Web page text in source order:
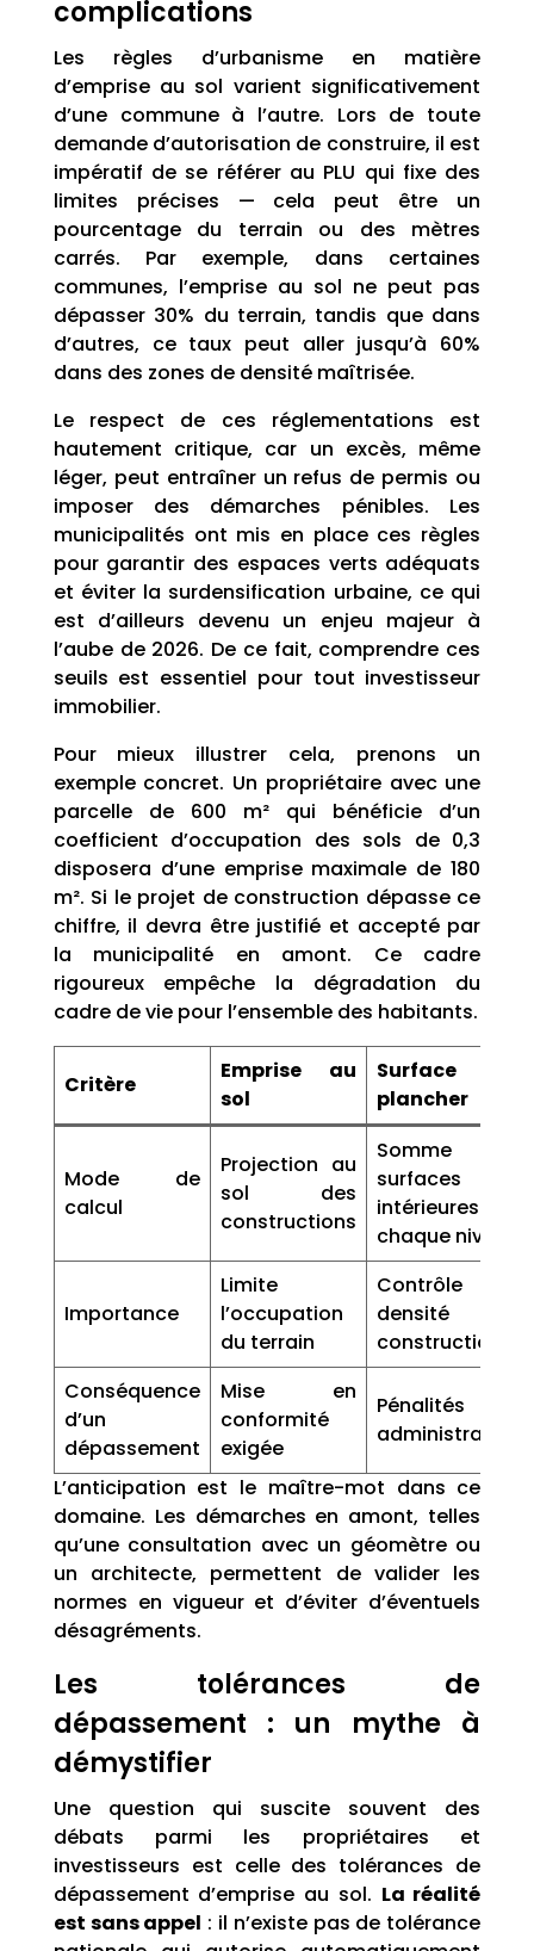
complications
Les règles d’urbanisme en matière
d’emprise au sol varient significativement
d’une commune à l’autre. Lors de toute
demande d’autorisation de construire, il est
impératif de se référer au PLU qui fixe des
limites précises — cela peut être un
pourcentage du terrain ou des mètres
carrés. Par exemple, dans certaines
communes, l’emprise au sol ne peut pas
dépasser 30% du terrain, tandis que dans
d’autres, ce taux peut aller jusqu’à 60%
dans des zones de densité maîtrisée.
Le respect de ces réglementations est
hautement critique, car un excès, même
léger, peut entraîner un refus de permis ou
imposer des démarches pénibles. Les
municipalités ont mis en place ces règles
pour garantir des espaces verts adéquats
et éviter la surdensification urbaine, ce qui
est d’ailleurs devenu un enjeu majeur à
l’aube de 2026. De ce fait, comprendre ces
seuils est essentiel pour tout investisseur
immobilier.
Pour mieux illustrer cela, prenons un
exemple concret. Un propriétaire avec une
parcelle de 600 m² qui bénéficie d’un
coefficient d’occupation des sols de 0,3
disposera d’une emprise maximale de 180
m². Si le projet de construction dépasse ce
chiffre, il devra être justifié et accepté par
la municipalité en amont. Ce cadre
rigoureux empêche la dégradation du
cadre de vie pour l’ensemble des habitants.
Critère
Emprise au
sol
Surface de
plancher
Mode de
calcul
Projection au
sol des
constructions
Somme des
surfaces
intérieures pour
chaque niveau
Importance
Limite
l’occupation
du terrain
Contrôle la
densité de
construction
Conséquence
d’un
dépassement
Mise en
conformité
exigée
Pénalités
administratives
L’anticipation est le maître-mot dans ce
domaine. Les démarches en amont, telles
qu’une consultation avec un géomètre ou
un architecte, permettent de valider les
normes en vigueur et d’éviter d’éventuels
désagréments.
Les tolérances de
dépassement : un mythe à
démystifier
Une question qui suscite souvent des
débats parmi les propriétaires et
investisseurs est celle des tolérances de
dépassement d’emprise au sol. La réalité
est sans appel : il n’existe pas de tolérance